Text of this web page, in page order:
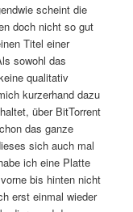
scheint die
doch nicht so gut
Titel einer
sowohl das
qualitativ
kurzerhand dazu
über BitTorrent
das ganze
sich auch mal
ich eine Platte
bis hinten nicht
erst einmal wieder